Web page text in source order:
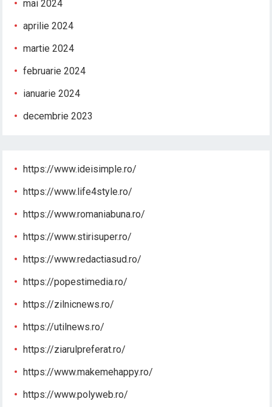
mai 2024
aprilie 2024
martie 2024
februarie 2024
ianuarie 2024
decembrie 2023
https://www.ideisimple.ro/
https://www.life4style.ro/
https://www.romaniabuna.ro/
https://www.stirisuper.ro/
https://www.redactiasud.ro/
https://popestimedia.ro/
https://zilnicnews.ro/
https://utilnews.ro/
https://ziarulpreferat.ro/
https://www.makemehappy.ro/
https://www.polyweb.ro/